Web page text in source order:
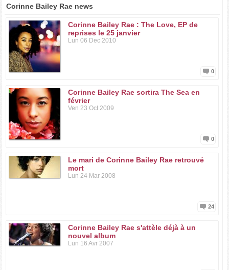
Corinne Bailey Rae news
Corinne Bailey Rae : The Love, EP de
reprises le 25 janvier
Lun 06 Dec 2010
0
Corinne Bailey Rae sortira The Sea en
février
Ven 23 Oct 2009
0
Le mari de Corinne Bailey Rae retrouvé
mort
Lun 24 Mar 2008
24
Corinne Bailey Rae s'attèle déjà à un
nouvel album
Lun 16 Avr 2007